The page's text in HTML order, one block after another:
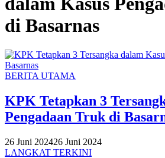
di Basarnas
BERITA UTAMA
KPK Tetapkan 3
Pengadaan Truk di
26 Juni 202426 Juni 2024
LANGKAT TERKINI